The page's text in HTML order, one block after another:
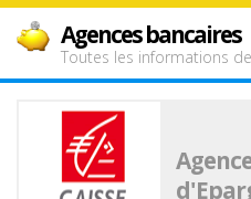
Agences bancaires
Toutes les informations